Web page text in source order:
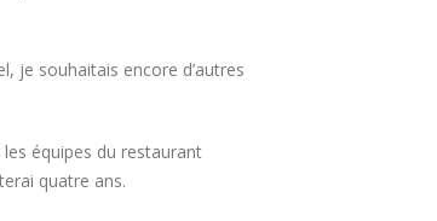
je souhaitais encore d’autres
équipes du restaurant
quatre ans.